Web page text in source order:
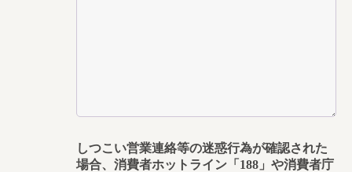
しつこい営業連絡等の迷惑行為が確認された
場合、消費者ホットライン「188」や消費者庁